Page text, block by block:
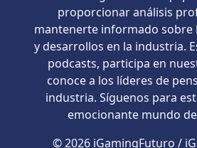
proporcionar análisis
mantenerte informado sobre
y desarrollos en la industria.
podcasts, participa en
conoce a los líderes de
industria. Síguenos para
emocionante mundo
© 2026 iGamingFuturo /